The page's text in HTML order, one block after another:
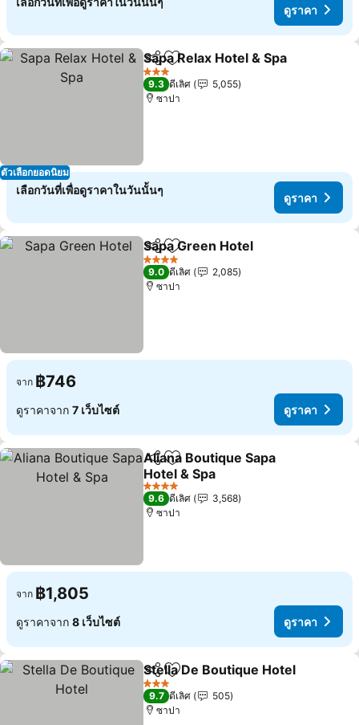
ดูราคา
ตัวเลือกยอดนิยม
แชร์ เพิ่มในรายการโปรด
Sapa Relax Hotel & Spa
3 ดาว
9.3 ดีเลิศ
5,055
ซาปา
เลือกวันที่เพื่อดูราคาในวันนั้นๆ
ดูราคา
แชร์ เพิ่มในรายการโปรด
Sapa Green Hotel
4 ดาว
9.0 ดีเลิศ
2,085
ซาปา
จาก ฿746
ดูราคาจาก 7 เว็บไซต์ ดูราคา
แชร์ เพิ่มในรายการโปรด
Aliana Boutique Sapa
Hotel & Spa
ดูราคา
4 ดาว
9.6 ดีเลิศ
3,568
ซาปา
จาก ฿1,805
ดูราคาจาก 8 เว็บไซต์ ดูราคา
แชร์ เพิ่มในรายการโปรด
Stella De Boutique Hotel
3 ดาว
9.7 ดีเลิศ
505
ซาปา